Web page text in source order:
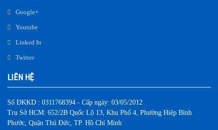
Google+
Youtube
Linked In
Twitter
LIÊN HỆ
Số ĐKKD : 0311768394 - Cấp ngày: 03/05/2012
Trụ Sở HCM: 652/2B Quốc Lộ 13, Khu Phố 4, Phường Hiệp Bình
Phước, Quận Thủ Đức, TP. Hồ Chí Minh